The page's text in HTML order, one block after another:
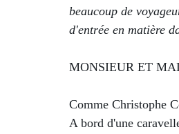
beaucoup de
d'entrée en matière
MONSIEUR ET
Comme Christophe
A bord d'une